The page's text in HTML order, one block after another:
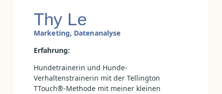
Thy Le
Marketing, Datenanalyse
Erfahrung:
Hundetrainerin und Hunde-
Verhaltenstrainerin mit der Tellington
TTouch®-Methode mit meiner kleinen